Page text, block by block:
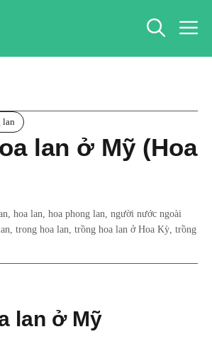
lan
lan ở Mỹ (Hoa
, hoa lan, hoa phong lan, người nước ngoài
, trong hoa lan, trồng hoa lan ở Hoa Kỳ, trồng
lan ở Mỹ